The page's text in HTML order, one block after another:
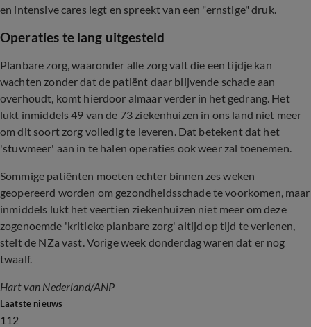
en intensive cares legt en spreekt van een "ernstige" druk.
Operaties te lang uitgesteld
Planbare zorg, waaronder alle zorg valt die een tijdje kan
wachten zonder dat de patiënt daar blijvende schade aan
overhoudt, komt hierdoor almaar verder in het gedrang. Het
lukt inmiddels 49 van de 73 ziekenhuizen in ons land niet meer
om dit soort zorg volledig te leveren. Dat betekent dat het
'stuwmeer' aan in te halen operaties ook weer zal toenemen.
Sommige patiënten moeten echter binnen zes weken
geopereerd worden om gezondheidsschade te voorkomen, maar
inmiddels lukt het veertien ziekenhuizen niet meer om deze
zogenoemde 'kritieke planbare zorg' altijd op tijd te verlenen,
stelt de NZa vast. Vorige week donderdag waren dat er nog
twaalf.
Hart van Nederland/ANP
Laatste nieuws
112